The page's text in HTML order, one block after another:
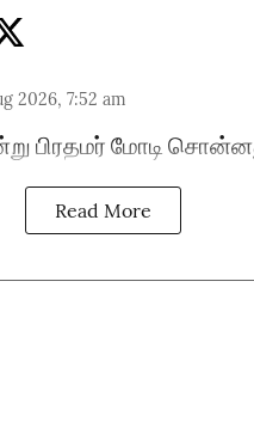
2026, 7:52 am
பிரதமர் மோடி
Read More